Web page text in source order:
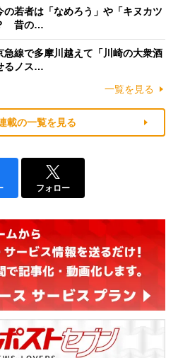
の若者は「なめろう」や「キヌカツ
昔の…
急線で多摩川越えて「川崎の大衆酒
るノス…
一覧を見る
載の一覧を見る
フォロー